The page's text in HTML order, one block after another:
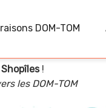
DOM-TOM
Shopîles!
les DOM-TOM